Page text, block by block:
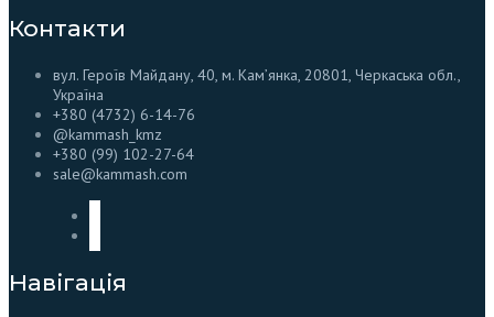
Контакти
вул. Героїв Майдану, 40, м. Кам’янка, 20801, Черкаська обл.,
Україна
+380 (4732) 6-14-76
@kammash_kmz
+380 (99) 102-27-64
sale@kammash.com
Навігація